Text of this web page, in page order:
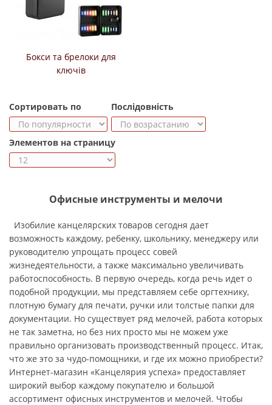
Бокси та брелоки для
ключів
Сортировать по Послідовність
Элементов на страницу
Офисные инструменты и мелочи
Изобилие канцелярских товаров сегодня дает
возможность каждому, ребенку, школьнику, менеджеру или
руководителю упрощать процесс совей
жизнедеятельности, а также максимально увеличивать
работоспособность. В первую очередь, когда речь идет о
подобной продукции, мы представляем себе оргтехнику,
плотную бумагу для печати, ручки или толстые папки для
документации. Но существует ряд мелочей, работа которых
не так заметна, но без них просто мы не можем уже
правильно организовать производственный процесс. Итак,
что же это за чудо-помощники, и где их можно приобрести?
Интернет-магазин «Канцелярия успеха» предоставляет
широкий выбор каждому покупателю и большой
ассортимент офисных инструментов и мелочей. Чтобы